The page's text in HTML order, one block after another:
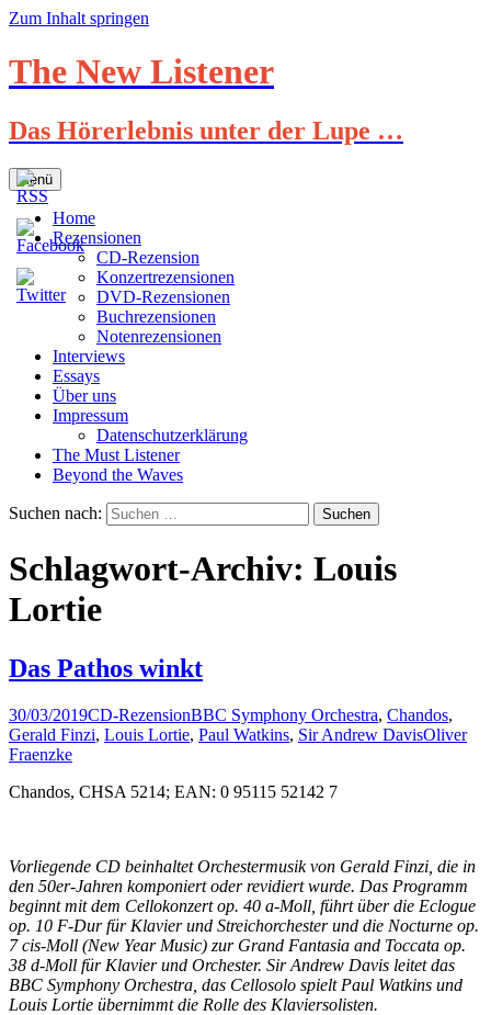
Zum Inhalt springen
The New Listener
Das Hörerlebnis unter der Lupe …
Menü
Home
Rezensionen
CD-Rezension
Konzertrezensionen
DVD-Rezensionen
Buchrezensionen
Notenrezensionen
Interviews
Essays
Über uns
Impressum
Datenschutzerklärung
The Must Listener
Beyond the Waves
Suchen nach:
Schlagwort-Archiv: Louis
Lortie
Das Pathos winkt
30/03/2019CD-RezensionBBC Symphony Orchestra, Chandos,
Gerald Finzi, Louis Lortie, Paul Watkins, Sir Andrew DavisOliver
Fraenzke
Chandos, CHSA 5214; EAN: 0 95115 52142 7
Vorliegende CD beinhaltet Orchestermusik von Gerald Finzi, die in
den 50er-Jahren komponiert oder revidiert wurde. Das Programm
beginnt mit dem Cellokonzert op. 40 a-Moll, führt über die Eclogue
op. 10 F-Dur für Klavier und Streichorchester und die Nocturne op.
7 cis-Moll (New Year Music) zur Grand Fantasia and Toccata op.
38 d-Moll für Klavier und Orchester. Sir Andrew Davis leitet das
BBC Symphony Orchestra, das Cellosolo spielt Paul Watkins und
Louis Lortie übernimmt die Rolle des Klaviersolisten.